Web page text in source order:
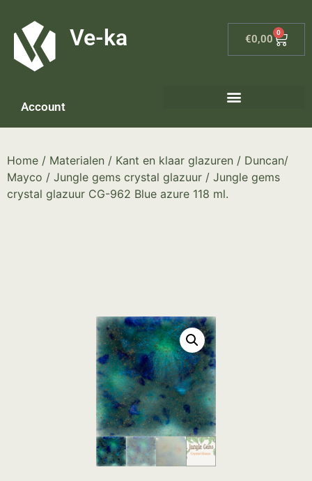
Ve-ka €0,00
0
Account
Home / Materialen / Kant en klaar glazuren / Duncan/
Mayco / Jungle gems crystal glazuur / Jungle gems
crystal glazuur CG-962 Blue azure 118 ml.